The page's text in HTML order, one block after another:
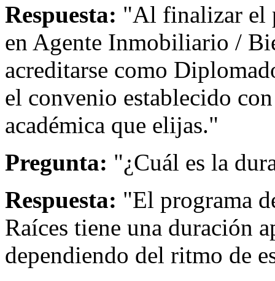
Respuesta: "Al finalizar el
en Agente Inmobiliario /
acreditarse como
el convenio establecido
académica que elijas."
Pregunta: "¿Cuál es la
Respuesta: "El programa
Raíces tiene una duración
dependiendo del ritmo de